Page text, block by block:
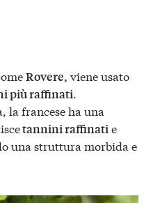
Rovere, viene usato
più raffinati.
la francese ha una
tannini raffinatie
una struttura morbida e